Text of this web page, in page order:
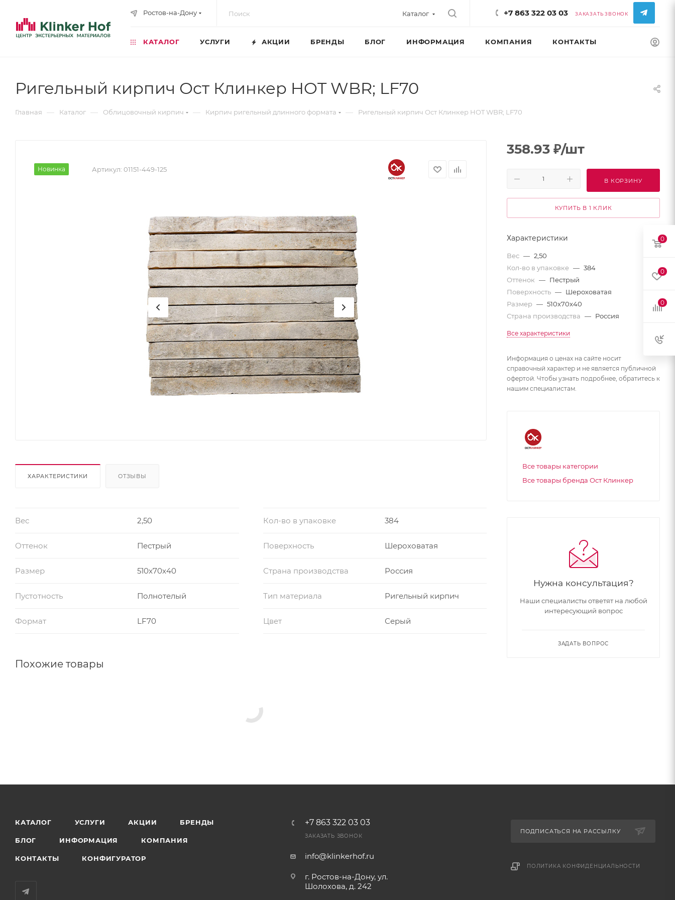
Ростов-на-Дону Каталог +7 863 322 03 03 ЗАКАЗАТЬ ЗВОНОК
КАТАЛОГ УСЛУГИ АКЦИИ БРЕНДЫ БЛОГ ИНФОРМАЦИЯ КОМПАНИЯ КОНТАКТЫ
Ригельный кирпич Ост Клинкер HOT WBR; LF70
Главная — Каталог — Облицовочный кирпич — Кирпич ригельный длинного формата — Ригельный кирпич Ост Клинкер HOT WBR; LF70
Новинка Артикул: 01151-449-125
ХАРАКТЕРИСТИКИ ОТЗЫВЫ
Вес 2,50 Кол-во в упаковке 384
Оттенок Пестрый Поверхность Шероховатая
Размер 510x70x40 Страна производства Россия
Пустотность Полнотелый Тип материала Ригельный кирпич
Формат LF70 Цвет Серый
Похожие товары
358.93 ₽/шт
В КОРЗИНУ
КУПИТЬ В 1 КЛИК
Характеристики
Вес — 2,50
Кол-во в упаковке — 384
Оттенок — Пестрый
Поверхность — Шероховатая
Размер — 510x70x40
Страна производства — Россия
Все характеристики
Информация о ценах на сайте носит
справочный характер и не является публичной
офертой. Чтобы узнать подробнее, обратитесь к
нашим специалистам.
Все товары категории
Все товары бренда Ост Клинкер
Нужна консультация?
Наши специалисты ответят на любой
интересующий вопрос
ЗАДАТЬ ВОПРОС
КАТАЛОГ УСЛУГИ АКЦИИ БРЕНДЫ
БЛОГ ИНФОРМАЦИЯ КОМПАНИЯ
КОНТАКТЫ КОНФИГУРАТОР
+7 863 322 03 03
ЗАКАЗАТЬ ЗВОНОК
info@klinkerhof.ru
г. Ростов-на-Дону, ул.
Шолохова, д. 242
ПОДПИСАТЬСЯ НА РАССЫЛКУ
ПОЛИТИКА КОНФИДЕНЦИАЛЬНОСТИ
0
0
0